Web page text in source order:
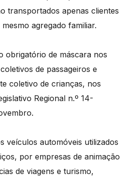
transportados apenas clientes
agregado familiar.
obrigatório de máscara nos
de passageiros e
coletivo de crianças, nos
Regional n.º 14-
veículos automóveis utilizados
por empresas de animação
de viagens e turismo,